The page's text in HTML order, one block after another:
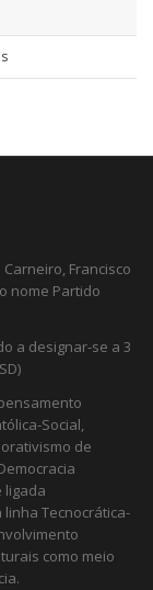
Francisco
nome Partido
a designar-se a 3
Social,
de
ligada
linha Tecnocrática-
como meio